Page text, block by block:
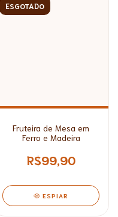
ESGOTADO
Fruteira de Mesa em
Ferro e Madeira
R$99,90
ESPIAR